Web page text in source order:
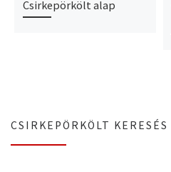
Csirkepörkölt alap
CSIRKEPÖRKÖLT KERESÉS